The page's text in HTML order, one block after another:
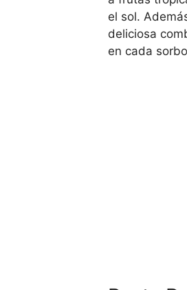
el sol.
deliciosa
en cada